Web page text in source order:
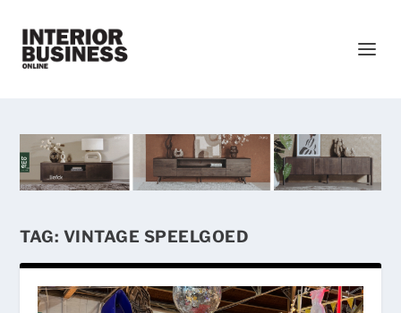
TAG: VINTAGE SPEELGOED